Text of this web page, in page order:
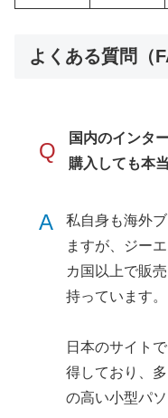
よくある質問（
Q
国内のインタ
購入しても本
A
私自身も海外
ますが、ジー
カ国以上で販
持っています。
日本のサイト
得しており、
の高い小型パソ